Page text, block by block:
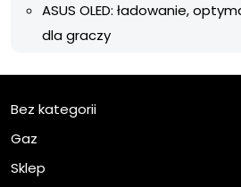
ASUS OLED: ładowanie,
dla graczy
Bez kategorii
Gaz
Sklep